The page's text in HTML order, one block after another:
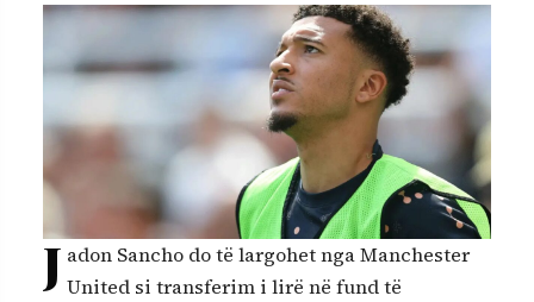
J adon Sancho do të largohet nga Manchester
United si transferim i lirë në fund të